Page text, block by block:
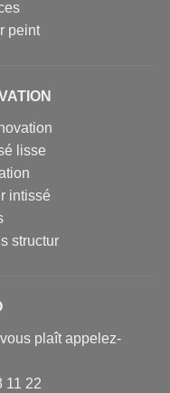
peint
lisse
intissé
structur
plaît appelez-
11 22